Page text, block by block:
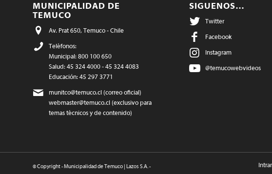
MUNICIPALIDAD DE
TEMUCO
Av. Prat 650, Temuco - Chile
Teléfonos:
Municipal: 800 100 650
Salud: 45 324 4000 - 45 324 4083
Educación: 45 297 3771
munitco@temuco.cl (correo oficial)
webmaster@temuco.cl (exclusivo para
temas técnicos y de contenido)
SIGUENOS…
Twitter
Facebook
Instagram
@temucowebvideos
© Copyright - Municipalidad de Temuco | Lazos S.A. -